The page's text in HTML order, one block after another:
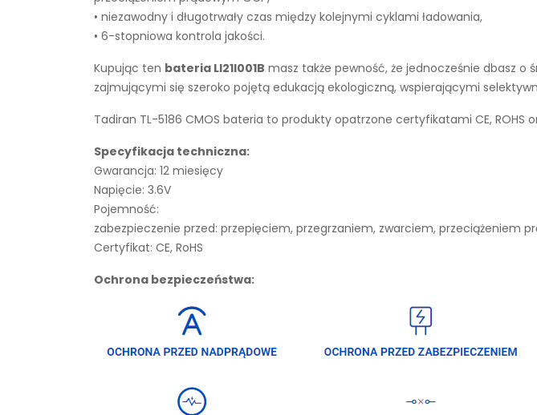
• niezawodny i długotrwały czas między kolejnymi cyklami ładowania,
• 6-stopniowa kontrola jakości.
Kupując ten bateria LI21I001B masz także pewność, że jednocześnie dbasz o
zajmującymi się szeroko pojętą edukacją ekologiczną, wspierającymi
Tadiran TL-5186 CMOS bateria to produkty opatrzone certyfikatami CE, ROHS
Specyfikacja techniczna:
Gwarancja: 12 miesięcy
Napięcie: 3.6V
Pojemność:
zabezpieczenie przed: przepięciem, przegrzaniem, zwarciem, przeciążeniem
Certyfikat: CE, RoHS
Ochrona bezpieczeństwa: